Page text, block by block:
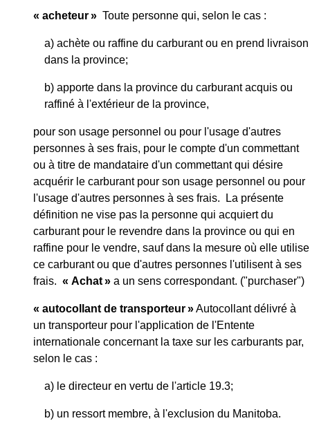
« acheteur » Toute personne qui, selon le cas :
a) achète ou raffine du carburant ou en prend livraison
dans la province;
b) apporte dans la province du carburant acquis ou
raffiné à l'extérieur de la province,
pour son usage personnel ou pour l'usage d'autres
personnes à ses frais, pour le compte d'un commettant
ou à titre de mandataire d'un commettant qui désire
acquérir le carburant pour son usage personnel ou pour
l'usage d'autres personnes à ses frais. La présente
définition ne vise pas la personne qui acquiert du
carburant pour le revendre dans la province ou qui en
raffine pour le vendre, sauf dans la mesure où elle utilise
ce carburant ou que d'autres personnes l'utilisent à ses
frais. « Achat » a un sens correspondant. ("purchaser")
« autocollant de transporteur »Autocollant délivré à
un transporteur pour l'application de l'Entente
internationale concernant la taxe sur les carburants par,
selon le cas :
a) le directeur en vertu de l'article 19.3;
b) un ressort membre, à l'exclusion du Manitoba.